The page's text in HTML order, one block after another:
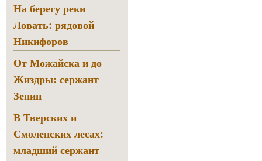
На берегу реки
Ловать: рядовой
Никифоров
От Можайска и до
Жиздры: сержант
Зенин
В Тверских и
Смоленских лесах:
младший сержант